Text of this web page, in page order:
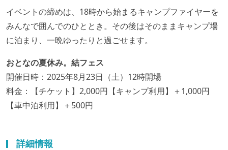
イベントの締めは、18時から始まるキャンプファイヤーを
みんなで囲んでのひととき。その後はそのままキャンプ場
に泊まり、一晩ゆったりと過ごせます。
おとなの夏休み。結フェス
開催日時：2025年8月23日（土）12時開場
料金：【チケット】2,000円【キャンプ利用】＋1,000円
【車中泊利用】＋500円
詳細情報